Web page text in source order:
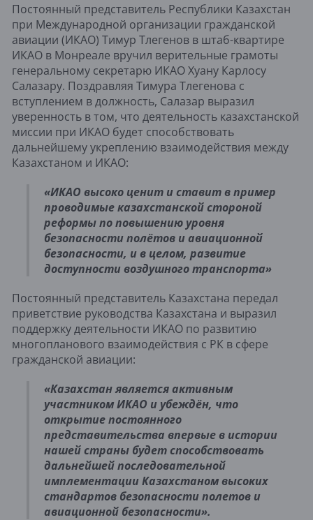
Постоянный представитель Республики Казахстан
при Международной организации гражданской
авиации (ИКАО) Тимур Тлегенов в штаб-квартире
ИКАО в Монреале вручил верительные грамоты
генеральному секретарю ИКАО Хуану Карлосу
Салазару. Поздравляя Тимура Тлегенова с
вступлением в должность, Салазар выразил
уверенность в том, что деятельность казахстанской
миссии при ИКАО будет способствовать
дальнейшему укреплению взаимодействия между
Казахстаном и ИКАО:
«ИКАО высоко ценит и ставит в пример
проводимые казахстанской стороной
реформы по повышению уровня
безопасности полётов и авиационной
безопасности, и в целом, развитие
доступности воздушного транспорта»
Постоянный представитель Казахстана передал
приветствие руководства Казахстана и выразил
поддержку деятельности ИКАО по развитию
многопланового взаимодействия с РК в сфере
гражданской авиации:
«Казахстан является активным
участником ИКАО и убеждён, что
открытие постоянного
представительства впервые в истории
нашей страны будет способствовать
дальнейшей последовательной
имплементации Казахстаном высоких
стандартов безопасности полетов и
авиационной безопасности».